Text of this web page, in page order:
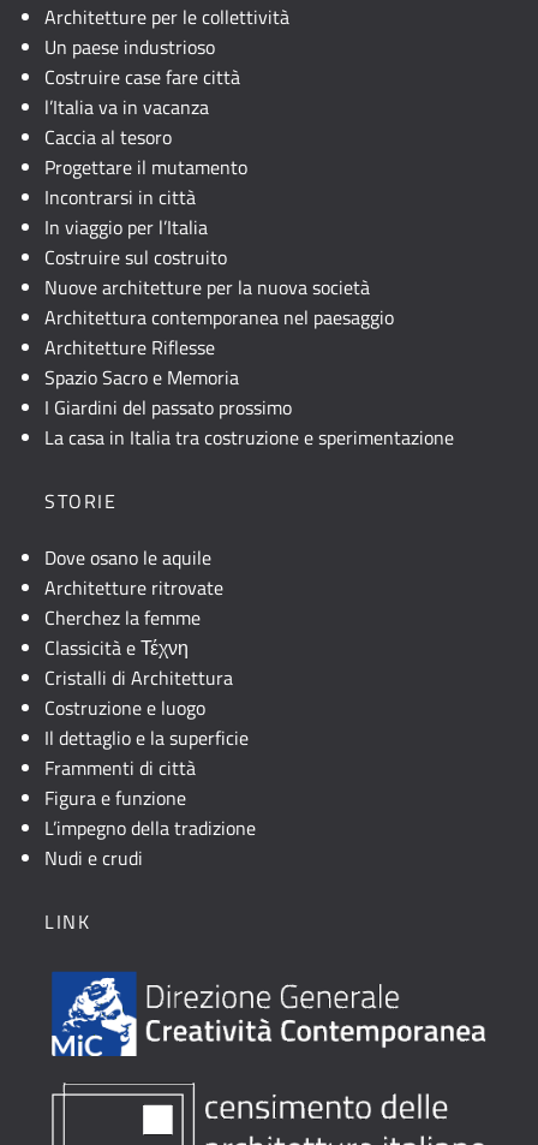
Architetture per le collettività
Un paese industrioso
Costruire case fare città
l’Italia va in vacanza
Caccia al tesoro
Progettare il mutamento
Incontrarsi in città
In viaggio per l’Italia
Costruire sul costruito
Nuove architetture per la nuova società
Architettura contemporanea nel paesaggio
Architetture Riflesse
Spazio Sacro e Memoria
I Giardini del passato prossimo
La casa in Italia tra costruzione e sperimentazione
STORIE
Dove osano le aquile
Architetture ritrovate
Cherchez la femme
Classicità e Τέχνη
Cristalli di Architettura
Costruzione e luogo
Il dettaglio e la superficie
Frammenti di città
Figura e funzione
L’impegno della tradizione
Nudi e crudi
LINK